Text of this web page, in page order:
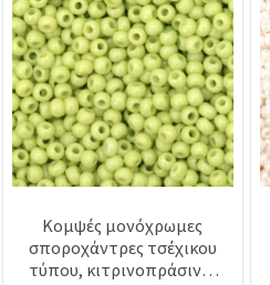
Κομψές μονόχρωμες
σποροχάντρες τσέχικου
τύπου, κιτρινοπράσινες